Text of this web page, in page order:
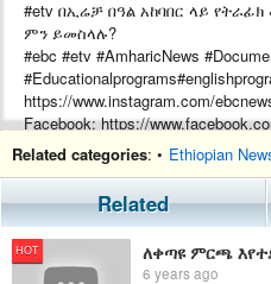
#etv በኢሬቻ በዓል አከባበር ላይ
ምን ይመስላሉ?
#ebc #etv #AmharicNews
https://www.instagram.com/
Facebook: https://
About us: https://www.ebc.et
#EBC
#EthiopianBroadcastingCorporation
Related categories: • Ethiopian
Related
HOT
6 years ago